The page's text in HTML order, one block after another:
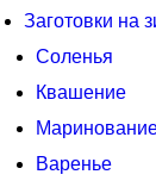
Заготовки на
Соленья
Квашение
Варенье